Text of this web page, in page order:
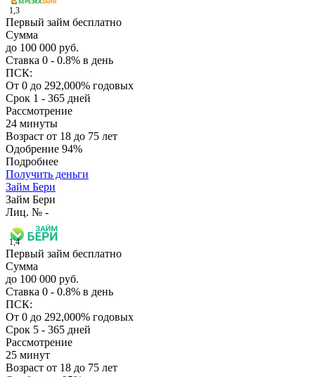
1,3
Первый займ бесплатно
Сумма
до 100 000 руб.
Ставка 0 - 0.8% в день
ПСК:
От 0 до 292,000% годовых
Срок 1 - 365 дней
Рассмотрение
24 минуты
Возраст от 18 до 75 лет
Одобрение 94%
Подробнее
Получить деньги
Займ Бери
Займ Бери
Лиц. № -
1,4
Первый займ бесплатно
Сумма
до 100 000 руб.
Ставка 0 - 0.8% в день
ПСК:
От 0 до 292,000% годовых
Срок 5 - 365 дней
Рассмотрение
25 минут
Возраст от 18 до 75 лет